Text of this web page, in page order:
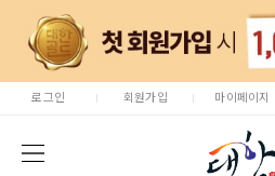
로그인 회원가입 마이페이지